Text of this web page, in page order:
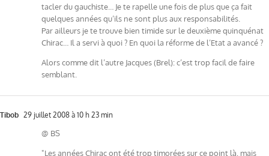
tacler du gauchiste… Je te rapelle une fois de plus que ça fait
quelques années qu’ils ne sont plus aux responsabilités.
Par ailleurs je te trouve bien timide sur le deuxième quinquénat
Chirac… Il a servi à quoi ? En quoi la réforme de l’Etat a avancé ?
Alors comme dit l’autre Jacques (Brel): c’est trop facil de faire
semblant.
Tibob 29 juillet 2008 à 10 h 23 min
@ BS
"Les années Chirac ont été trop timorées sur ce point là, mais